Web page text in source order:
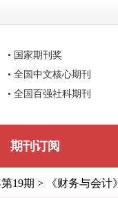
• 国家期刊奖
• 全国中文核心期刊
• 全国百强社科期刊
期刊订阅
19期 > 《财务与会计